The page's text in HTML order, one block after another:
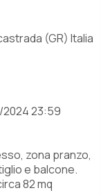
(GR) Italia
23:59
zona pranzo,
e balcone.
82 mq